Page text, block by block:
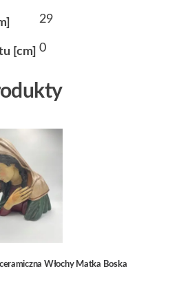
29
[cm] 0
Włochy Matka Boska